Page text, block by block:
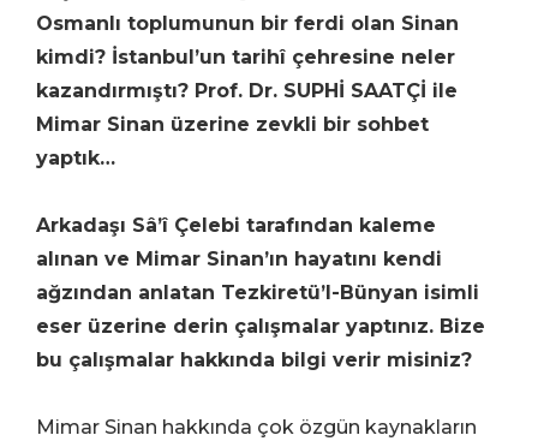
Osmanlı toplumunun bir ferdi olan Sinan
kimdi? İstanbul’un tarihî çehresine neler
kazandırmıştı? Prof. Dr. SUPHİ SAATÇİ ile
Mimar Sinan üzerine zevkli bir sohbet
yaptık…
Arkadaşı Sâ’î Çelebi tarafından kaleme
alınan ve Mimar Sinan’ın hayatını kendi
ağzından anlatan Tezkiretü’l-Bünyan isimli
eser üzerine derin çalışmalar yaptınız. Bize
bu çalışmalar hakkında bilgi verir misiniz?
Mimar Sinan hakkında çok özgün kaynakların